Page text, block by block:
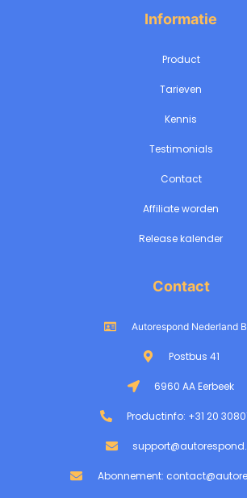
Informatie
Product
Tarieven
Kennis
Testimonials
Contact
Affiliate worden
Release kalender
Contact
Autorespond Nederland
Postbus 41
6960 AA Eerbeek
Productinfo: +31 20
Abonnement: